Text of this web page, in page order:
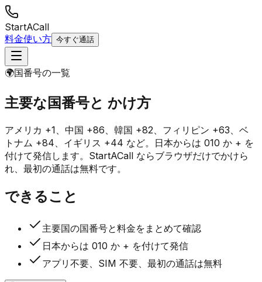
StartACall
料金使い方 今すぐ通話
🌍国番号の一覧
主要な国番号と かけ方
アメリカ +1、中国 +86、韓国 +82、フィリピン +63、ベ
トナム +84、イギリス +44 など。日本からは 010 か + を
付けて発信します。StartACall ならブラウザだけでかけら
れ、最初の通話は無料です。
できること
主要国の国番号と料金をまとめて確認
日本からは 010 か + を付けて発信
アプリ不要、SIM 不要、最初の通話は無料